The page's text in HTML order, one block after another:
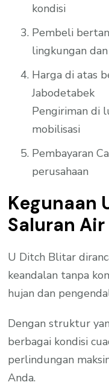
kondisi
Pembeli
lingkungan
Harga di atas
Jabodetabek
Pengiriman di
mobilisasi
Pembayaran
perusahaan
Kegunaan
Saluran Air
U Ditch Blitar
keandalan tanpa
hujan dan
Dengan struktur
berbagai kondisi
perlindungan
Anda.